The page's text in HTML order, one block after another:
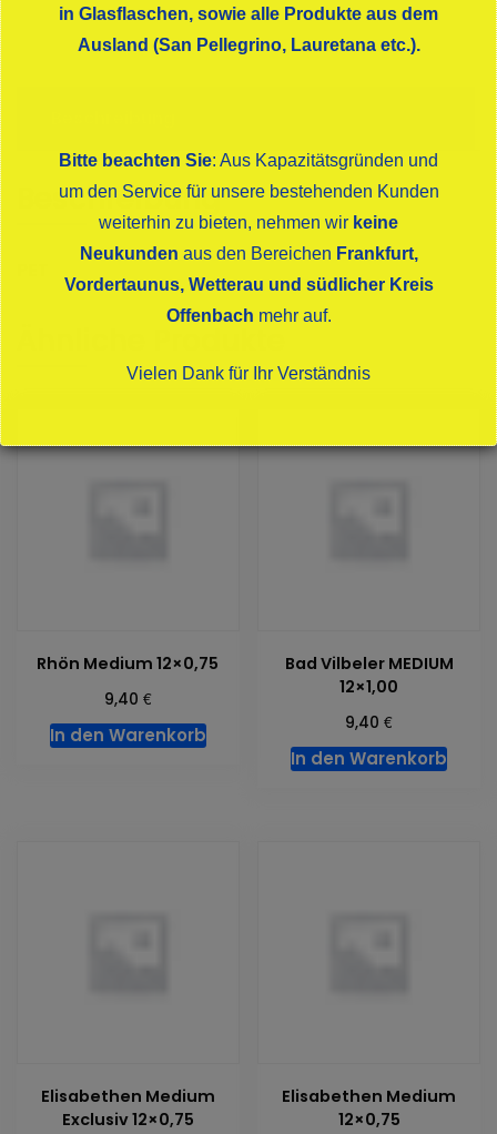
Beschreibung
Rhön Medium 12×0,75
9,40 €
In den Warenkorb
Bad Vilbeler MEDIUM
12×1,00
9,40€
In den Warenkorb
Elisabethen Medium
Exclusiv 12×0,75
Elisabethen Medium
12×0,75
in Glasflaschen, sowie alle Produkte aus dem
Ausland (San Pellegrino, Lauretana etc.).
Bitte beachten Sie: Aus Kapazitätsgründen und
um den Service für unsere bestehenden Kunden
weiterhin zu bieten, nehmen wir keine
Neukunden aus den Bereichen Frankfurt,
Vordertaunus, Wetterau und südlicher Kreis
Offenbach mehr auf.
Vielen Dank für Ihr Verständnis
Dies schließt sich in15Sekunden